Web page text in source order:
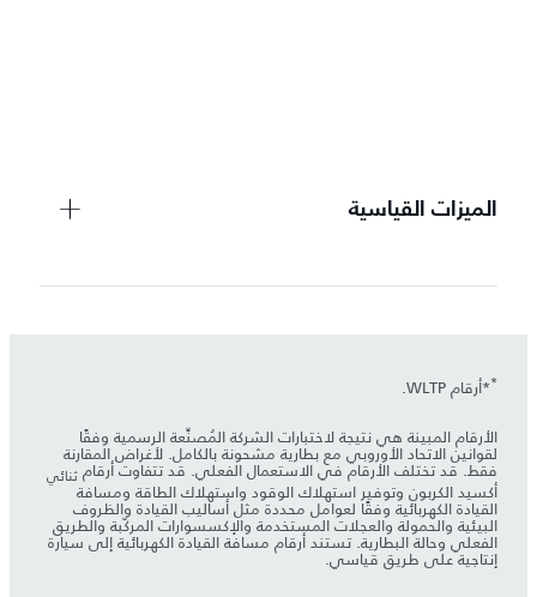
الميزات القياسية
**أرقام WLTP.
الأرقام المبينة هي نتيجة لاختبارات الشركة المُصنِّعة الرسمية وفقًا
لقوانين الاتحاد الأوروبي مع بطارية مشحونة بالكامل. لأغراض المقارنة
فقط. قد تختلف الأرقام في الاستعمال الفعلي. قد تتفاوت أرقام ثنائي
أكسيد الكربون وتوفير استهلاك الوقود واستهلاك الطاقة ومسافة
القيادة الكهربائية وفقًا لعوامل محددة مثل أساليب القيادة والظروف
البيئية والحمولة والعجلات المستخدمة والإكسسوارات المركّبة والطريق
الفعلي وحالة البطارية. تستند أرقام مسافة القيادة الكهربائية إلى سيارة
إنتاجية على طريق قياسي.